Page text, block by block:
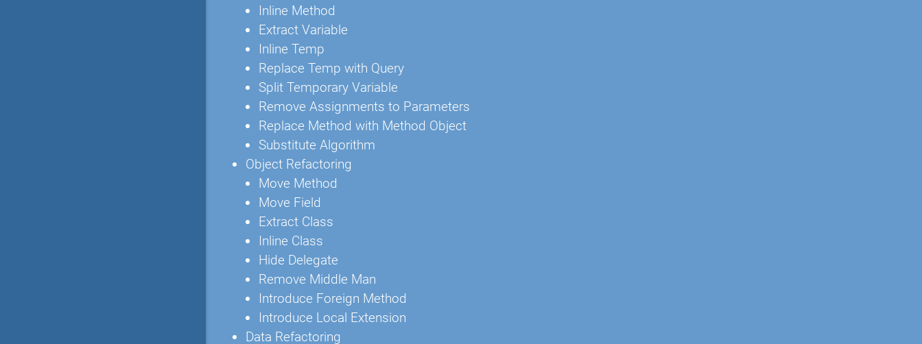
Inline Method
Extract Variable
Inline Temp
Replace Temp with Query
Split Temporary Variable
Remove Assignments to Parameters
Replace Method with Method Object
Substitute Algorithm
Object Refactoring
Move Method
Move Field
Extract Class
Inline Class
Hide Delegate
Remove Middle Man
Introduce Foreign Method
Introduce Local Extension
Data Refactoring